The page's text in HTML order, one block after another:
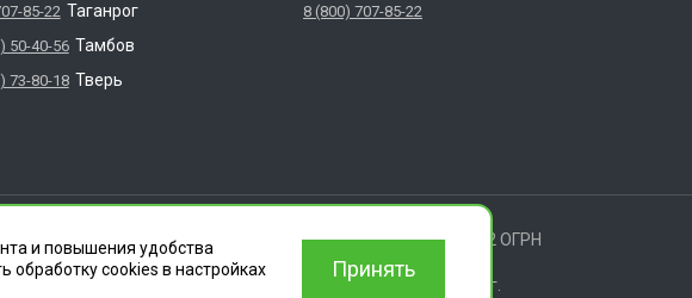
85-22 Таганрог
50-40-56 Тамбов
73-80-18 Тверь
8 (800) 707-85-22
УЛ. ИЛЬИЧА ДОМ 14 КВ 11 ИНН: 6686112972 ОГРН
Место осуществления деятельности согласно лицензии г.
и повышения удобства
обработку сookies в настройках
Принять